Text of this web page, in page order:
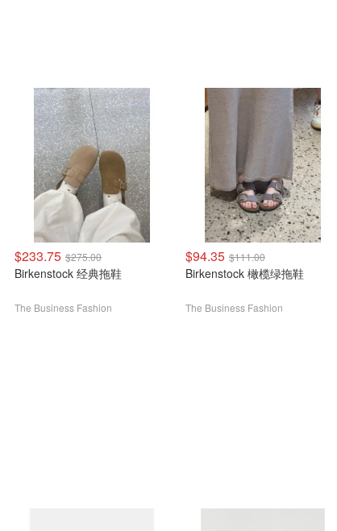
$233.75 $275.00
Birkenstock 经典拖鞋
The Business Fashion
$94.35 $111.00
Birkenstock 橄榄绿拖鞋
The Business Fashion